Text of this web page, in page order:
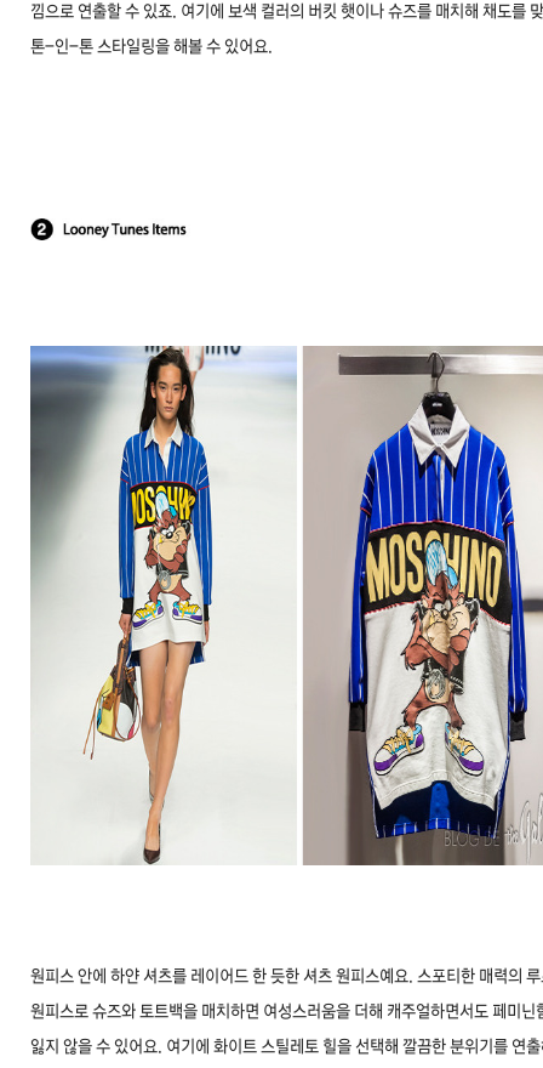
낌으로 연출할 수 있죠. 여기에 보색 컬러의 버킷 햇이나 슈즈를 매치해 채도를
톤-인-톤 스타일링을 해볼 수 있어요.
원피스 안에 하얀 셔츠를 레이어드 한 듯한 셔츠 원피스예요. 스포티한 매력의
원피스로 슈즈와 토트백을 매치하면 여성스러움을 더해 캐주얼하면서도 페미닌
잃지 않을 수 있어요. 여기에 화이트 스틸레토 힐을 선택해 깔끔한 분위기를 연